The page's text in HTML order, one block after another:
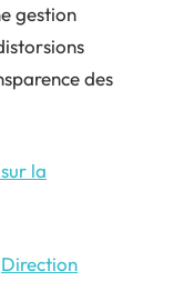
gestion
des
la
Direction